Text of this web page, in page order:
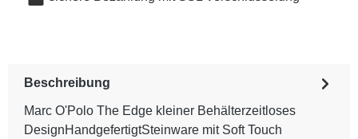
Beschreibung
Marc O'Polo The Edge kleiner Behälterzeitloses
DesignHandgefertigtSteinware mit Soft Touch